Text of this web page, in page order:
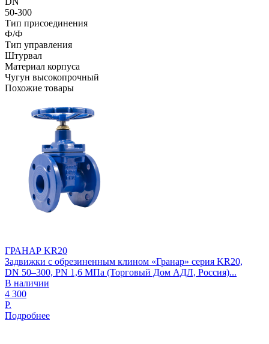
50-300
Тип присоединения
Ф/Ф
Тип управления
Штурвал
Материал корпуса
Чугун высокопрочный
Похожие товары
ГРАНАР KR20
Задвижки с обрезиненным клином «Гранар» серия KR20,
DN 50–300, PN 1,6 МПа (Торговый Дом АДЛ, Россия)...
В наличии
4 300
Р.
Подробнее